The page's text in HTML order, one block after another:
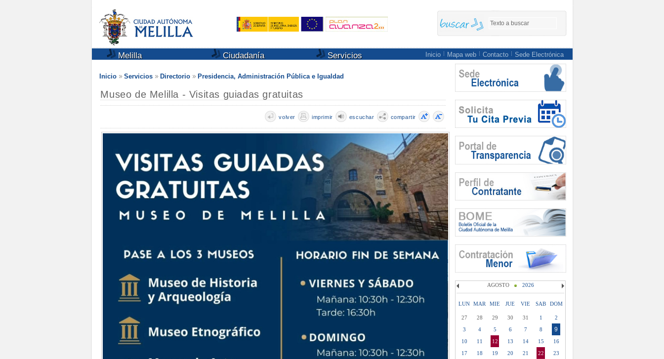
Melilla Ciudadanía Servicios Inicio Mapa web Contacto Sede Electrónica
Inicio Servicios Directorio Presidencia, Administración Pública e Igualdad
Museo de Melilla - Visitas guiadas gratuitas
compartir
escuchar
imprimir
volver
AGOSTO 2026
LUN MAR MIE JUE VIE SAB DOM
27 28 29 30 31 1
2
3
4 5 6 7 8 9
10 11 12 13 14 15
16
17
18 19 20 21 22
23